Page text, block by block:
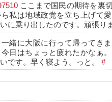
ここまで国民の期待を裏
私は地域政党を立ち上げて
に乗り出したのです。頑張り
緒に大阪に行って帰ってき
日はちょっと疲れたかなぁ
です。早く寝よう。っと。 #